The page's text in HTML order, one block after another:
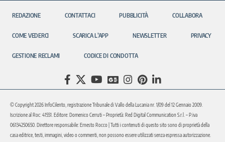
REDAZIONE CONTATTACI PUBBLICITÀ COLLABORA
COME VEDERCI SCARICA L’APP NEWSLETTER PRIVACY
GESTIONE RECLAMI CODICE DI CONDOTTA
© Copyright 2026 InfoCilento, registrazione Tribunale di Vallo della Lucania nr. 1/09 del 12 Gennaio 2009.
Iscrizione al Roc: 41551. Editore: Domenico Cerruti – Proprietà: Red Digital Communication S.r.l. – P.iva
06134250650. Direttore responsabile: Ernesto Rocco | Tutti i contenuti di questo sito sono di proprietà della
casa editrice, testi, immagini, video o commenti, non possono essere utilizzati senza espressa autorizzazione.